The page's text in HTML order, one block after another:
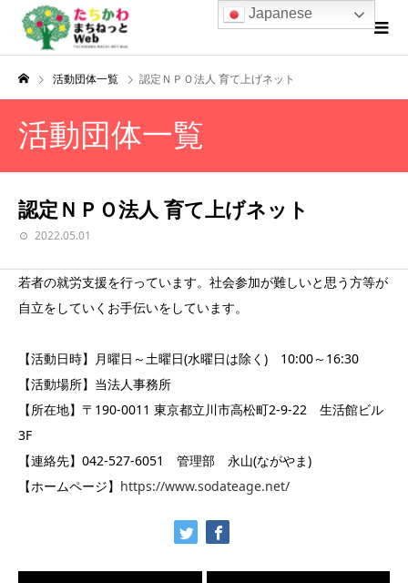
活動団体一覧 認定ＮＰＯ法人 育て上げネット
活動団体一覧
認定ＮＰＯ法人 育て上げネット
2022.05.01
若者の就労支援を行っています。社会参加が難しいと思う方等が
自立をしていくお手伝いをしています。
【活動日時】月曜日～土曜日(水曜日は除く) 10:00～16:30
【活動場所】当法人事務所
【所在地】〒190-0011 東京都立川市高松町2-9-22 生活館ビル
3F
【連絡先】042-527-6051 管理部 永山(ながやま)
【ホームページ】 https://www.sodateage.net/
Japanese